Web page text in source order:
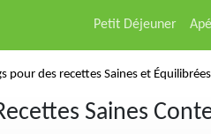
Petit Déjeuner
pour des recettes Saines et Équilibrées
Saines